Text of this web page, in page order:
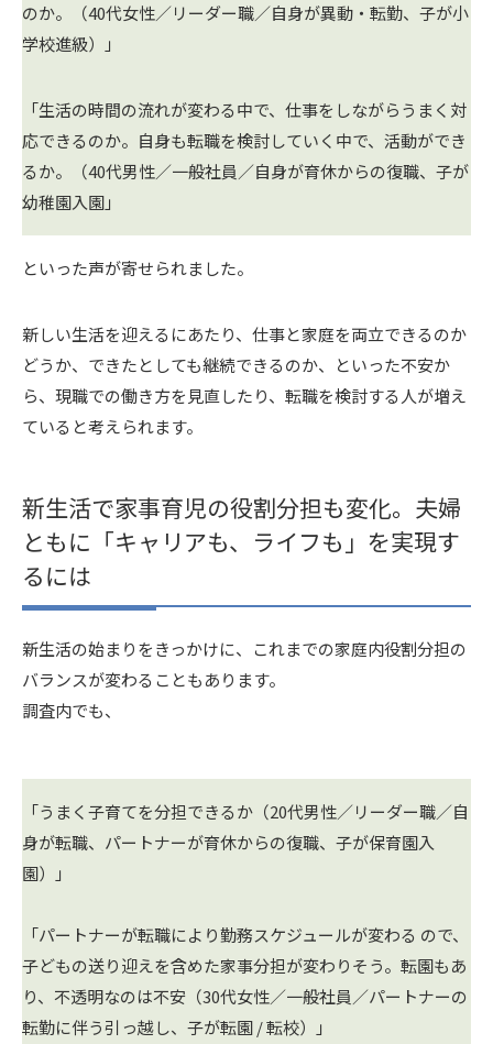
のか。（40代女性／リーダー職／自身が異動・転勤、子が小
学校進級）」
「生活の時間の流れが変わる中で、仕事をしながらうまく対
応できるのか。自身も転職を検討していく中で、活動ができ
るか。（40代男性／一般社員／自身が育休からの復職、子が
幼稚園入園」
といった声が寄せられました。
新しい生活を迎えるにあたり、仕事と家庭を両立できるのか
どうか、できたとしても継続できるのか、といった不安か
ら、現職での働き方を見直したり、転職を検討する人が増え
ていると考えられます。
新生活で家事育児の役割分担も変化。夫婦
ともに「キャリアも、ライフも」を実現す
るには
新生活の始まりをきっかけに、これまでの家庭内役割分担の
バランスが変わることもあります。
調査内でも、
「うまく子育てを分担できるか（20代男性／リーダー職／自
身が転職、パートナーが育休からの復職、子が保育園入
園）」
「パートナーが転職により勤務スケジュールが変わる ので、
子どもの送り迎えを含めた家事分担が変わりそう。転園もあ
り、不透明なのは不安（30代女性／一般社員／パートナーの
転勤に伴う引っ越し、子が転園 / 転校）」